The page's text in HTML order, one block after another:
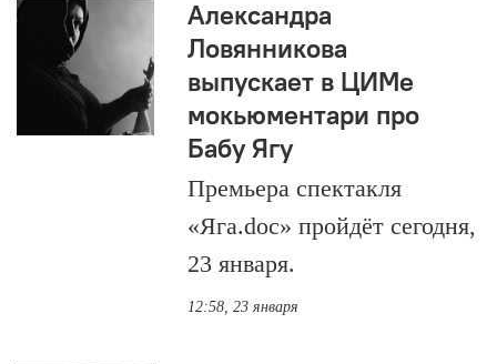
Александра
Ловянникова
выпускает в ЦИМе
мокьюментари про
Бабу Ягу
Премьера спектакля
«Яга.doc» пройдёт сегодня,
23 января.
12:58, 23 января